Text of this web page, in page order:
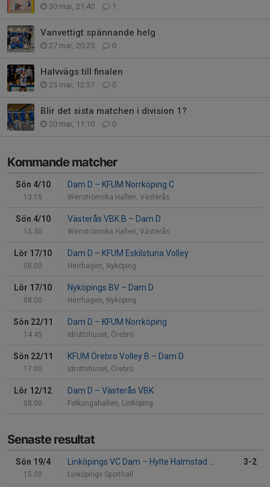
30 mar, 21:40 1
Vanvettigt spännande helg
27 mar, 20:25 0
Halvvägs till finalen
25 mar, 12:37 0
Blir det sista matchen i division 1?
20 mar, 11:10 0
Kommande matcher
Sön 4/10
13:15
Dam D – KFUM Norrköping C
Wenströmska Hallen, Västerås
Sön 4/10
15:30
Västerås VBK B – Dam D
Wenströmska Hallen, Västerås
Lör 17/10
08:00
Dam D – KFUM Eskilstuna Volley
Herrhagen, Nyköping
Lör 17/10
08:00
Nyköpings BV – Dam D
Herrhagen, Nyköping
Sön 22/11
14:45
Dam D – KFUM Norrköping
Idrottshuset, Örebro
Sön 22/11
17:00
KFUM Örebro Volley B – Dam D
Idrottshuset, Örebro
Lör 12/12
08:00
Dam D – Västerås VBK
Folkungahallen, Linköping
Senaste resultat
Sön 19/4
15:00
Linköpings VC Dam – Hylte Halmstad VBK
Linköpings Sporthall
3-2